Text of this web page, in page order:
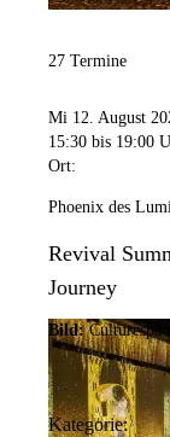
27 Termine
Mi 12. August
15:30 bis 19:00
Ort:
Phoenix des
Revival
Journey
Bild:
Kategorie: